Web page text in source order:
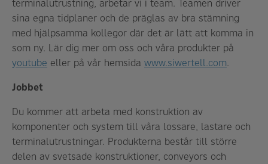
terminalutrustning, arbetar vi i team. Teamen driver
sina egna tidplaner och de präglas av bra stämning
med hjälpsamma kollegor där det är lätt att komma in
som ny. Lär dig mer om oss och våra produkter på
youtube eller på vår hemsida www.siwertell.com
Jobbet
Du kommer att arbeta med konstruktion av
komponenter och system till våra lossare, lastare och
terminalutrustningar. Produkterna består till större
delen av svetsade konstruktioner, conveyors och